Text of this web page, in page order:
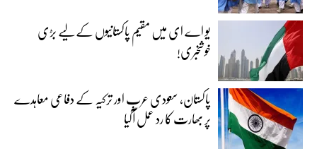
یو اے ای میں مقیم پاکستانیوں کے لیے بڑی
خوشخبری!
پاکستان، سعودی عرب اور ترکیہ کے دفاعی معاہدے
پر بھارت کا رد عمل آگیا